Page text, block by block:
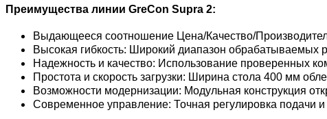
Преимущества линии GreCon Supra 2:
Выдающееся соотношение Цена/Качество/
Высокая гибкость: Широкий диапазон
Надежность и качество: Использование проверенных
Простота и скорость загрузки: Ширина стола 400 мм
Возможности модернизации: Модульная конструкция
Современное управление: Точная регулировка подачи